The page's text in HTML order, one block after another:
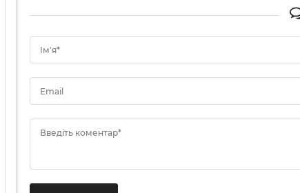
Ім'я*
Email
Введіть коментар*